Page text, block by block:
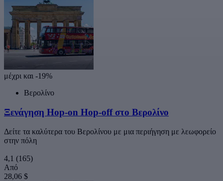
μέχρι και -19%
Βερολίνο
Ξενάγηση Hop-on Hop-off στο Βερολίνο
Δείτε τα καλύτερα του Βερολίνου με μια περιήγηση με λεωφορείο
στην πόλη
4,1 (165)
Από
28,06 $